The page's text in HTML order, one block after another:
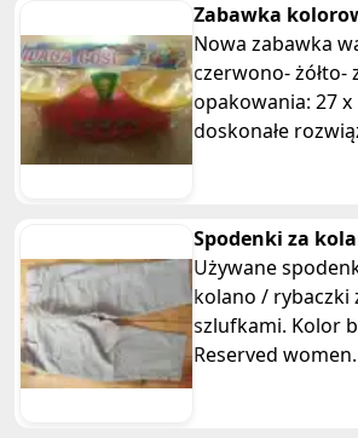
Zabawka
szlakowa
Nowa zabawka
czerwono- żółto-
opakowania: 27 x
doskonałe
które lubią
Spodenki za
beżowe z
Używane
kolano / rybaczki
szlufkami. Kolor
Reserved
8. Wymiary: